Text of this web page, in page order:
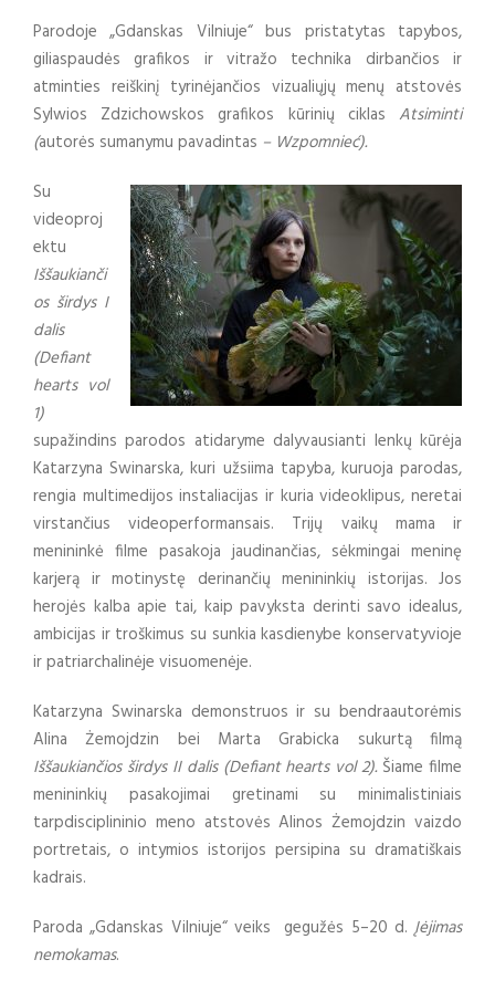
Parodoje „Gdanskas Vilniuje“ bus pristatytas tapybos,
giliaspaudės grafikos ir vitražo technika dirbančios ir
atminties reiškinį tyrinėjančios vizualiųjų menų atstovės
Sylwios Zdzichowskos grafikos kūrinių ciklas Atsiminti
(autorės sumanymu pavadintas – Wzpomnieć).
Su
videoproj
ektu
Iššaukianči
os širdys I
dalis
(Defiant
hearts vol
1)
supažindins parodos atidaryme dalyvausianti lenkų kūrėja
Katarzyna Swinarska, kuri užsiima tapyba, kuruoja parodas,
rengia multimedijos instaliacijas ir kuria videoklipus, neretai
virstančius videoperformansais. Trijų vaikų mama ir
menininkė filme pasakoja jaudinančias, sėkmingai meninę
karjerą ir motinystę derinančių menininkių istorijas. Jos
herojės kalba apie tai, kaip pavyksta derinti savo idealus,
ambicijas ir troškimus su sunkia kasdienybe konservatyvioje
ir patriarchalinėje visuomenėje.
Katarzyna Swinarska demonstruos ir su bendraautorėmis
Alina Żemojdzin bei Marta Grabicka sukurtą filmą
Iššaukiančios širdys II dalis (Defiant hearts vol 2). Šiame filme
menininkių pasakojimai gretinami su minimalistiniais
tarpdisciplininio meno atstovės Alinos Żemojdzin vaizdo
portretais, o intymios istorijos persipina su dramatiškais
kadrais.
Paroda „Gdanskas Vilniuje“ veiks gegužės 5–20 d.Įėjimas
nemokamas.